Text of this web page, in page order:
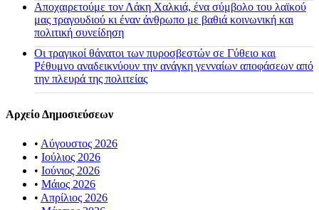
Αποχαιρετούμε τον Λάκη Χαλκιά, ένα σύμβολο του λαϊκού
μας τραγουδιού κι έναν άνθρωπο με βαθιά κοινωνική και
πολιτική συνείδηση
Οι τραγικοί θάνατοι των πυροσβεστών σε Γύθειο και
Ρέθυμνο αναδεικνύουν την ανάγκη γενναίων αποφάσεων από
την πλευρά της πολιτείας
Αρχείο Δημοσιεύσεων
• Αύγουστος 2026
• Ιούλιος 2026
• Ιούνιος 2026
• Μάιος 2026
• Απρίλιος 2026